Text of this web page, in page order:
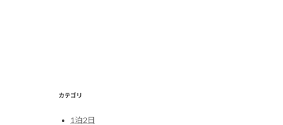
送
カテゴリ
1泊2日